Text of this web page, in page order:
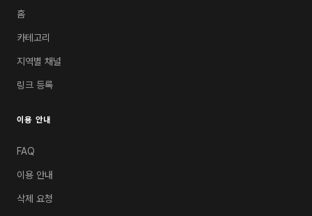
홈
카테고리
지역별 채널
링크 등록
이용 안내
FAQ
이용 안내
삭제 요청